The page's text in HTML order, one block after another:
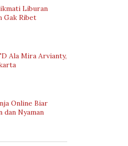
Liburan
Gak Ribet
Ala Mira Arvianty,
Online Biar
dan Nyaman